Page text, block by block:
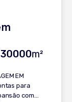
30000m²
com